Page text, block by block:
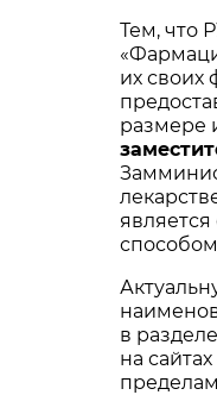
Тем, что
их
размере
в
на